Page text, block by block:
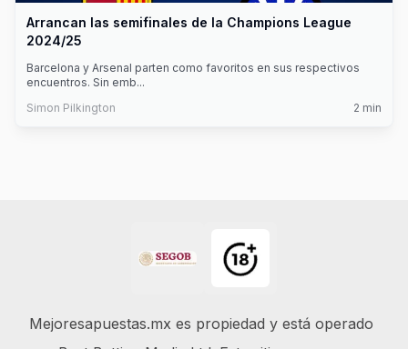
Arrancan las semifinales de la Champions League
2024/25
Barcelona y Arsenal parten como favoritos en sus respectivos
encuentros. Sin emb...
Simon Pilkington
2 min
Mejoresapuestas.mx es propiedad y está operado